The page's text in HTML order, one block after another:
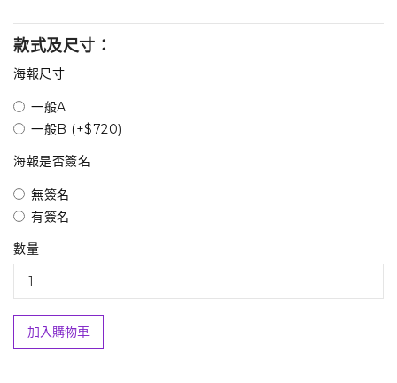
款式及尺寸：
海報尺寸
一般A
一般B (+$720)
海報是否簽名
無簽名
有簽名
數量
加入購物車